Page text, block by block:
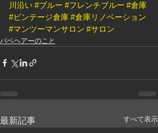
川沿い #ブルー #フレンチブルー #倉庫
#ビンテージ倉庫 #倉庫リノベーション
#マンツーマンサロン #サロン
バベヘアーのこと
最新記事 すべて表示